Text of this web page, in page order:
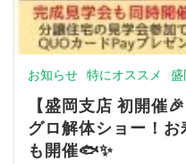
お知らせ 特にオススメ 盛
【盛岡支店 初開催
グロ解体ショー！
も開催🐟✨